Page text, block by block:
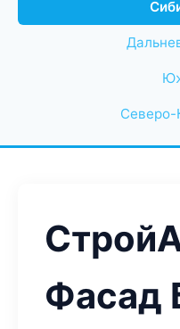
Северо-
Фасад